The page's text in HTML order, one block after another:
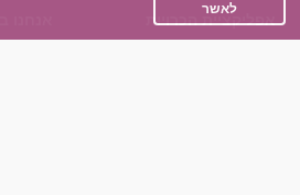
אפליקציית הכרויות
לאשר